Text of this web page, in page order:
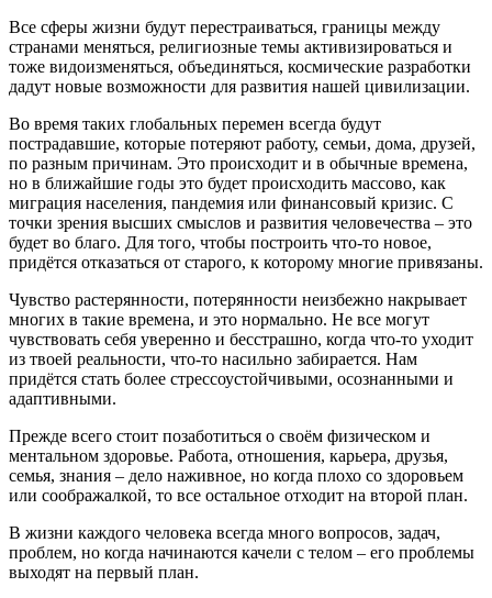
Все сферы жизни будут перестраиваться, границы между
странами меняться, религиозные темы активизироваться и
тоже видоизменяться, объединяться, космические разработки
дадут новые возможности для развития нашей цивилизации.
Во время таких глобальных перемен всегда будут
пострадавшие, которые потеряют работу, семьи, дома, друзей,
по разным причинам. Это происходит и в обычные времена,
но в ближайшие годы это будет происходить массово, как
миграция населения, пандемия или финансовый кризис. С
точки зрения высших смыслов и развития человечества – это
будет во благо. Для того, чтобы построить что-то новое,
придётся отказаться от старого, к которому многие привязаны.
Чувство растерянности, потерянности неизбежно накрывает
многих в такие времена, и это нормально. Не все могут
чувствовать себя уверенно и бесстрашно, когда что-то уходит
из твоей реальности, что-то насильно забирается. Нам
придётся стать более стрессоустойчивыми, осознанными и
адаптивными.
Прежде всего стоит позаботиться о своём физическом и
ментальном здоровье. Работа, отношения, карьера, друзья,
семья, знания – дело наживное, но когда плохо со здоровьем
или соображалкой, то все остальное отходит на второй план.
В жизни каждого человека всегда много вопросов, задач,
проблем, но когда начинаются качели с телом – его проблемы
выходят на первый план.